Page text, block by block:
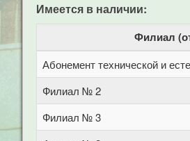
Имеется в наличии:
Филиал
Абонемент технической и
Филиал № 2
Филиал № 3